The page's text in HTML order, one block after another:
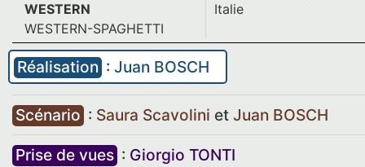
WESTERN
WESTERN-SPAGHETTI
Italie
Réalisation : Juan BOSCH
Scénario : Saura Scavolini et Juan BOSCH
Prise de vues : Giorgio TONTI